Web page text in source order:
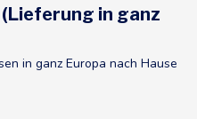
in ganz
in ganz Europa nach Hause